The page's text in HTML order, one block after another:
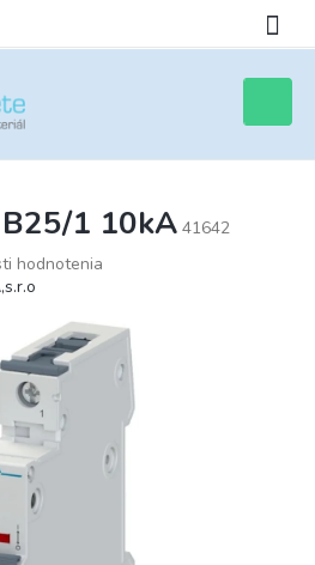
košík
B25/1 10kA 41642
hodnotenia